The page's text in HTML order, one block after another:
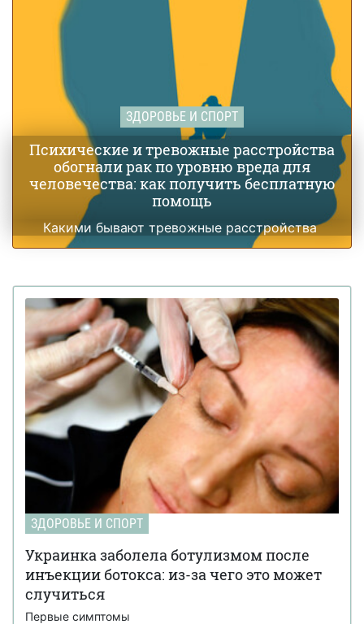
ЗДОРОВЬЕ И СПОРТ
Психические и тревожные расстройства
обогнали рак по уровню вреда для
человечества: как получить бесплатную
помощь
Какими бывают тревожные расстройства
ЗДОРОВЬЕ И СПОРТ
Украинка заболела ботулизмом после
инъекции ботокса: из-за чего это может
случиться
Первые симптомы